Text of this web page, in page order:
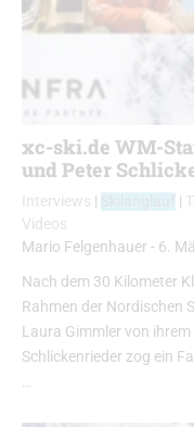
xc-ski.de WM-
und Peter
Interviews | |
Videos
Mario Felgenhauer - 6.
Nach dem 30 Kilometer
Rahmen der Nordischen
Laura Gimmler von
Schlickenrieder zog ein
…